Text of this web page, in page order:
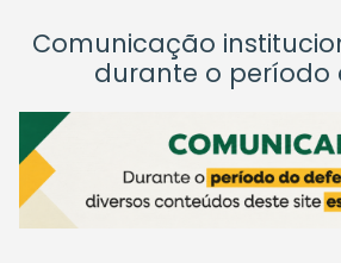
Comunicação
durante o período